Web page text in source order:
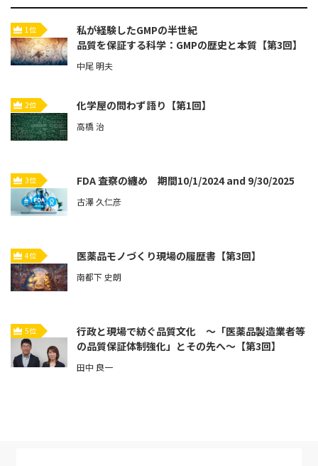
1位
私が経験したGMPの半世紀
品質を保証する科学：GMPの歴史と本質【第3回】
中尾 明夫
2位 化学屋の問わず語り【第1回】
高橋 治
3位 FDA 査察の纏め 期間10/1/2024 and 9/30/2025
古澤 久仁彦
4位 医薬品モノづくり現場の履歴書【第3回】
南都下 史朗
5位
行政と現場で紡ぐ品質文化 ～「医薬品製造業者等
の品質保証体制強化」とその先へ～【第3回】
田中 良一